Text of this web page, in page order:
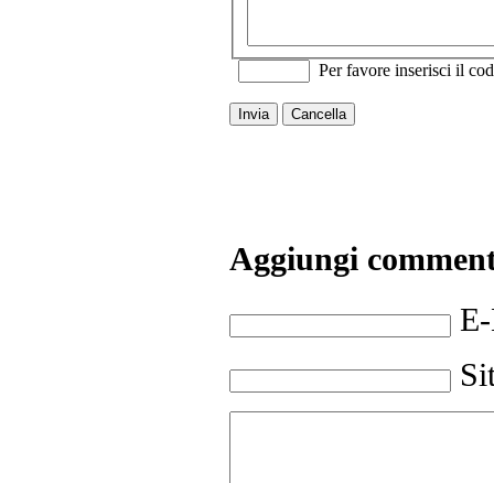
Per favore inserisci il
Invia Cancella
Aggiungi